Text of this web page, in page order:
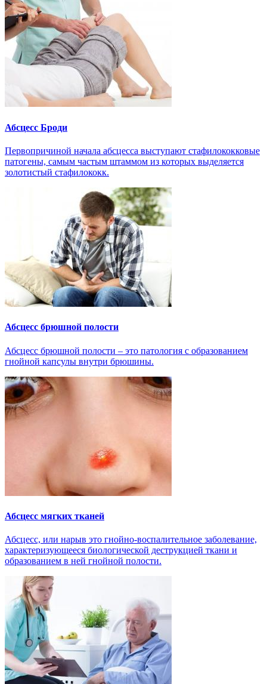
Абсцесс Броди
Первопричиной начала абсцесса выступают стафилококковые
патогены, самым частым штаммом из которых выделяется
золотистый стафилококк.
Абсцесс брюшной полости
Абсцесс брюшной полости – это патология с образованием
гнойной капсулы внутри брюшины.
Абсцесс мягких тканей
Абсцесс, или нарыв это гнойно-воспалительное заболевание,
характеризующееся биологической деструкцией ткани и
образованием в ней гнойной полости.